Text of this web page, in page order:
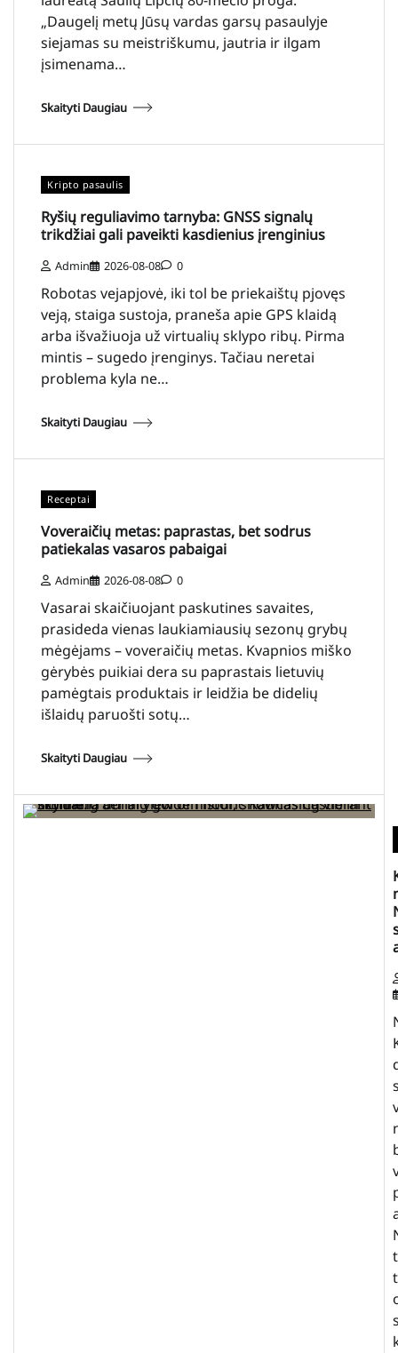
„Daugelį metų Jūsų vardas garsų pasaulyje
siejamas su meistriškumu, jautria ir ilgam
įsimenama…
Skaityti Daugiau
Kripto pasaulis
Ryšių reguliavimo tarnyba: GNSS signalų
trikdžiai gali paveikti kasdienius įrenginius
Admin 2026-08-08 0
Robotas vejapjovė, iki tol be priekaištų pjovęs
veją, staiga sustoja, praneša apie GPS klaidą
arba išvažiuoja už virtualių sklypo ribų. Pirma
mintis – sugedo įrenginys. Tačiau neretai
problema kyla ne…
Skaityti Daugiau
Receptai
Voveraičių metas: paprastas, bet sodrus
patiekalas vasaros pabaigai
Admin 2026-08-08 0
Vasarai skaičiuojant paskutines savaites,
prasideda vienas laukiamiausių sezonų grybų
mėgėjams – voveraičių metas. Kvapnios miško
gėrybės puikiai dera su paprastais lietuvių
pamėgtais produktais ir leidžia be didelių
išlaidų paruošti sotų…
Skaityti Daugiau